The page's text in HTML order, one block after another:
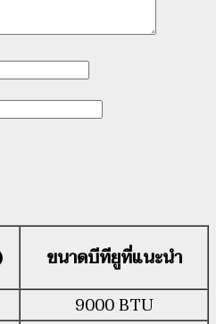
ขนาดบีทียูที่แนะนำ
9000 BTU